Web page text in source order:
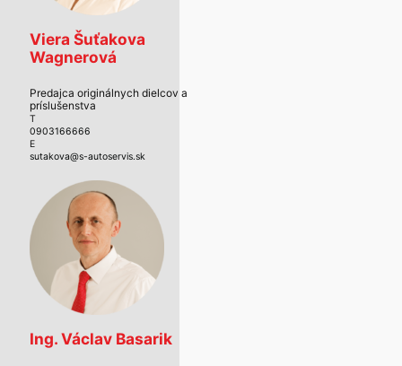
Viera Šuťakova
Wagnerová
Predajca originálnych dielcov a
príslušenstva
T
0903166666
E
sutakova@s-autoservis.sk
Ing. Václav Basarik